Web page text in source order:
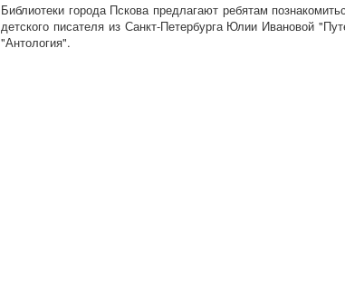
Библиотеки города Пскова предлагают ребятам
детского писателя из Санкт-Петербурга Юлии Ивановой
"Антология".